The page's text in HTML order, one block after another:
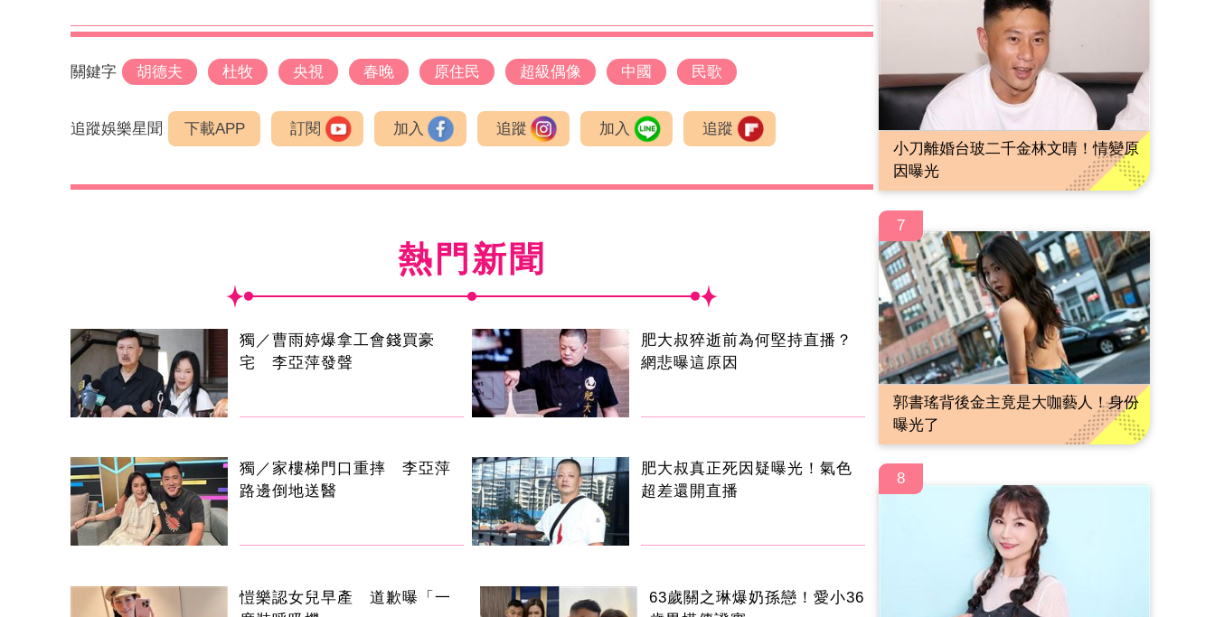
關鍵字 胡德夫 杜牧 央視 春晚 原住民 超級偶像 中國 民歌
追蹤娛樂星聞 下載APP 訂閱 加入 追蹤 加入 追蹤
熱門新聞
獨／曹雨婷爆拿工會錢買豪
宅 李亞萍發聲
肥大叔猝逝前為何堅持直播？
網悲曝這原因
獨／家樓梯門口重摔 李亞萍
路邊倒地送醫
肥大叔真正死因疑曝光！氣色
超差還開直播
愷樂認女兒早產 道歉曝「一
63歲關之琳爆奶孫戀！愛小36
小刀離婚台玻二千金林文晴！情變原
因曝光
7
郭書瑤背後金主竟是大咖藝人！身份
曝光了
8